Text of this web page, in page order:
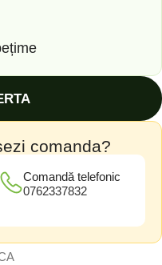
comanda?
Comandă telefonic
0762337832